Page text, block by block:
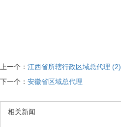
上一个： 江西省所辖行政区域总代理 (2)
下一个： 安徽省区域总代理
相关新闻